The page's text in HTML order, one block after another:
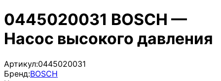
0445020031 BOSCH —
Насос высокого давления
Артикул:0445020031
Бренд:BOSCH